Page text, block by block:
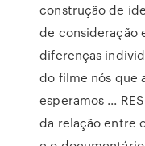
construção de
de consideração
diferenças
do filme nós que
esperamos ...
da relação entre